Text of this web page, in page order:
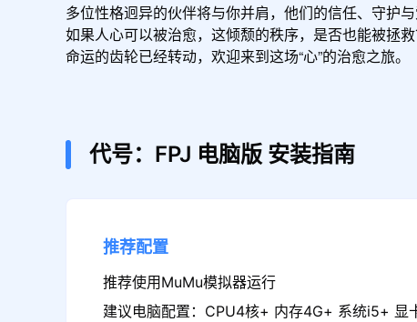
多位性格迥异的伙伴将与你并肩，他们的信任、守护
如果人心可以被治愈，这倾颓的秩序，是否也能被拯救
命运的齿轮已经转动，欢迎来到这场“心”的治愈之旅。
代号：FPJ 电脑版 安装指南
推荐配置
推荐使用MuMu模拟器运行
建议电脑配置：CPU4核+ 内存4G+ 系统i5+ 显